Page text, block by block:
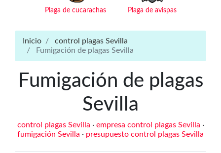
Plaga de cucarachas Plaga de avispas
Inicio
control plagas Sevilla
Fumigación de plagas Sevilla
Fumigación de plagas
Sevilla
control plagas Sevilla · empresa control plagas Sevilla ·
fumigación Sevilla · presupuesto control plagas Sevilla